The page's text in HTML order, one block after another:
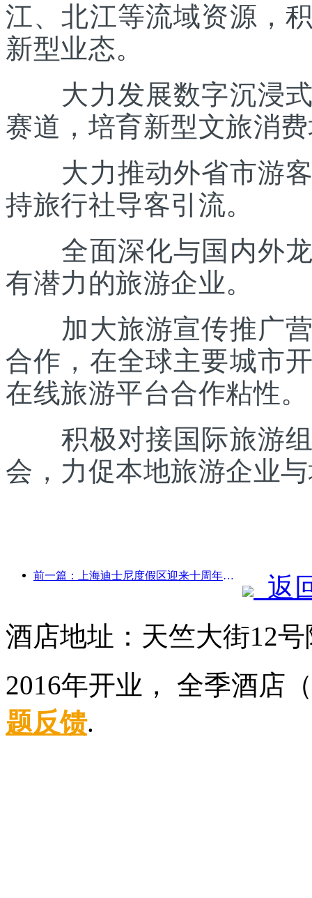
江、北江等流域资源，
新型业态。
大力发展数字沉浸式
赛道，培育新型文旅消
大力推动外省市游客
持旅行社导客引流。
全面深化与国内外龙
有潜力的旅游企业。
加大旅游宣传推广营
合作，在全球主要城市
在线旅游平台合作粘性。
积极对接国际旅游组
会，力促本地旅游企业
前一篇：上海迪士尼度假区迎来十周年，累计接待游客超1亿人次
返
酒店地址：天竺大街12
2016年开业， 全季酒
题反馈.